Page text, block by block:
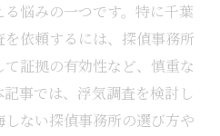
悩みの一つです。特に千葉
依頼するには、探偵事務所
証拠の有効性など、慎重な
事では、浮気調査を検討し
ない探偵事務所の選び方や